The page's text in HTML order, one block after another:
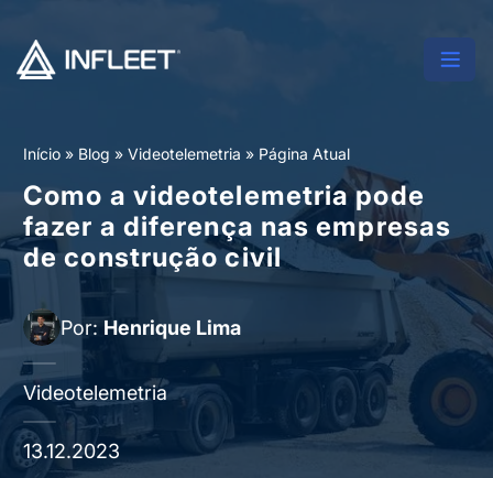
Início » Blog » Videotelemetria » Página Atual
Como a videotelemetria pode
fazer a diferença nas empresas
de construção civil
Por: Henrique Lima
Videotelemetria
13.12.2023